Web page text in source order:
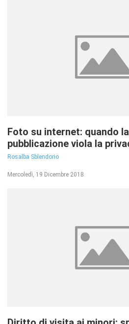
Foto su internet: quando
pubblicazione viola la
Rosalba Sblendorio
Mercoledì, 19 Dicembre 2018